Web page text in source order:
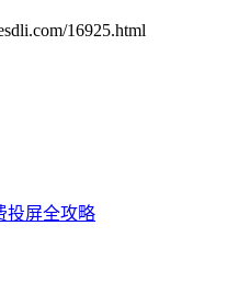
16925.html
投屏全攻略